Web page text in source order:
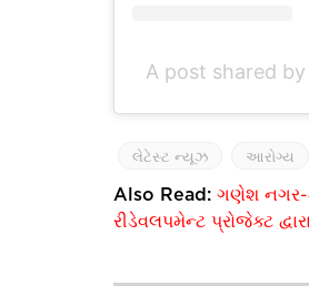
A post shared
લેટેસ્ટ ન્યૂઝ આરોગ્ય
Also Read: ગણેશ નગર-
રીડેવલપમેન્ટ પ્રોજેક્ટ